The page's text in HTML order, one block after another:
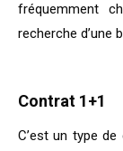
fréquemment
recherche d’une
Contrat 1+1
C’est un type